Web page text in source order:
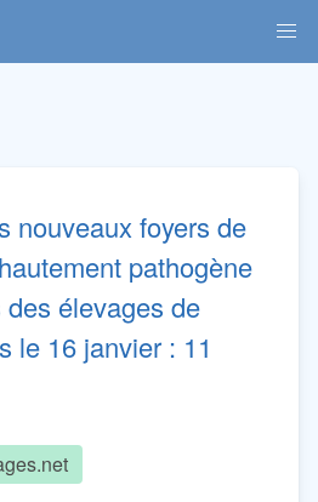
nouveaux foyers de
pathogène
élevages de
le 16 janvier : 11